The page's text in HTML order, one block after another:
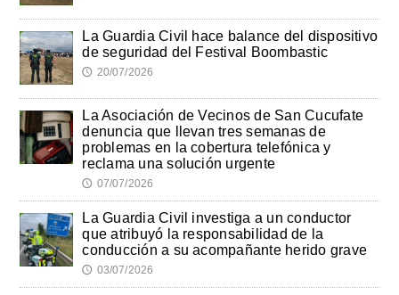
La Guardia Civil hace balance del dispositivo
de seguridad del Festival Boombastic
🕔 20/07/2026
La Asociación de Vecinos de San Cucufate
denuncia que llevan tres semanas de
problemas en la cobertura telefónica y
reclama una solución urgente
🕔 07/07/2026
La Guardia Civil investiga a un conductor
que atribuyó la responsabilidad de la
conducción a su acompañante herido grave
🕔 03/07/2026